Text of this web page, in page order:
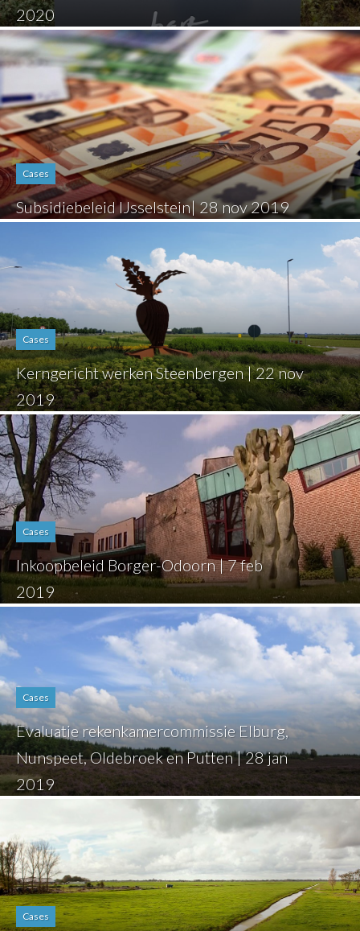
2020
Cases
Subsidiebeleid IJsselstein| 28 nov 2019
Cases
Kerngericht werken Steenbergen | 22 nov
2019
Cases
Inkoopbeleid Borger-Odoorn | 7 feb
2019
Cases
Evaluatie rekenkamercommissie Elburg,
Nunspeet, Oldebroek en Putten | 28 jan
2019
Cases